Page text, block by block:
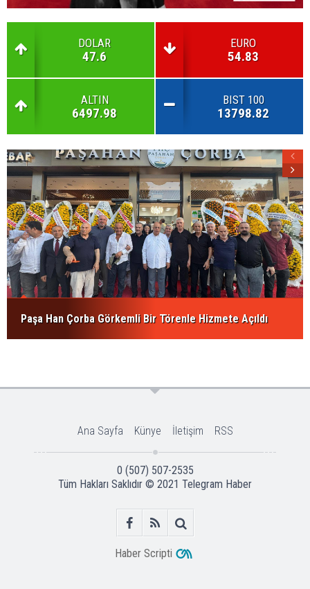
DOLAR
47.6
EURO
54.83
ALTIN
6497.98
BIST 100
13798.82
Paşa Han Çorba Görkemli Bir Törenle Hizmete Açıldı
Ana Sayfa Künye İletişim RSS
0 (507) 507-2535
Tüm Hakları Saklıdır © 2021 Telegram Haber
Haber Scripti